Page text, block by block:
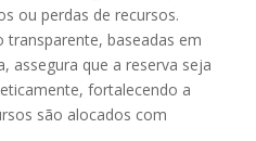
ou perdas de recursos.
transparente, baseadas em
assegura que a reserva seja
fortalecendo a
são alocados com